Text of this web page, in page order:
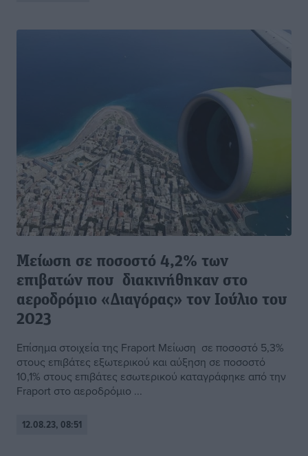
Μείωση σε ποσοστό 4,2% των
επιβατών που διακινήθηκαν στο
αεροδρόμιο «Διαγόρας» τον Iούλιο του
2023
Επίσημα στοιχεία της Fraport Mείωση σε ποσοστό 5,3%
στους επιβάτες εξωτερικού και αύξηση σε ποσοστό
10,1% στους επιβάτες εσωτερικού καταγράφηκε από την
Fraport στο αεροδρόμιο ...
12.08.23, 08:51